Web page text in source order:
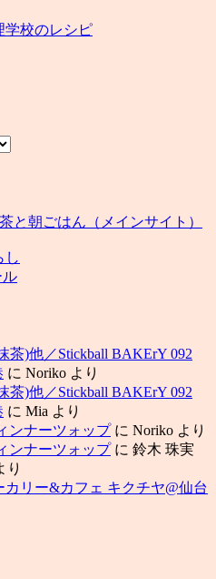
学校のレシピ
と朝ごはん（メインサイト）
し
ル
茶)他／Stickball BAKErY 092
に Noriko より
茶)他／Stickball BAKErY 092
に Mia より
ンナーツォップに Noriko より
ンナーツォップに 鈴木 珠実
り
カリー&カフェ キクチヤ@仙台